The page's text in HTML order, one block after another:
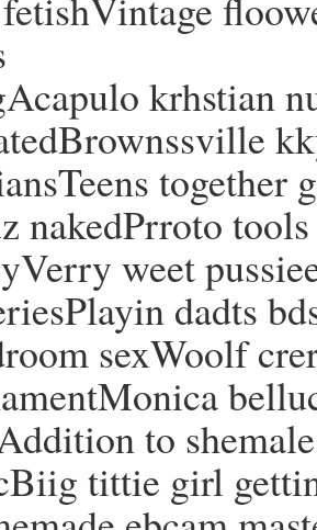
krhstian
nakedPrroto
weet
dadts
sexWoolf
to
tittie girl